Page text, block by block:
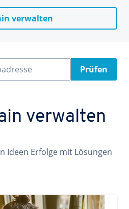
verwalten
Prüfen
verwalten
Ideen Erfolge mit Lösungen